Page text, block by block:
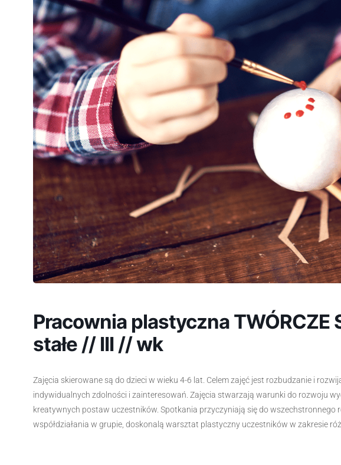
Pracownia plastyczna TWÓRCZE
stałe // III // wk
Zajęcia skierowane są do dzieci w wieku 4-6 lat. Celem zajęć jest rozbudzanie i
indywidualnych zdolności i zainteresowań. Zajęcia stwarzają warunki do rozwoju
kreatywnych postaw uczestników. Spotkania przyczyniają się do wszechstronnego
współdziałania w grupie, doskonalą warsztat plastyczny uczestników w zakresie